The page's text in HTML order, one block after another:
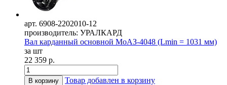
арт. 6908-2202010-12
производитель: УРАЛКАРД
Вал карданный основной МоАЗ-4048 (Lmin = 1031 мм)
за шт
22 359 р.
В корзину Товар добавлен в корзину